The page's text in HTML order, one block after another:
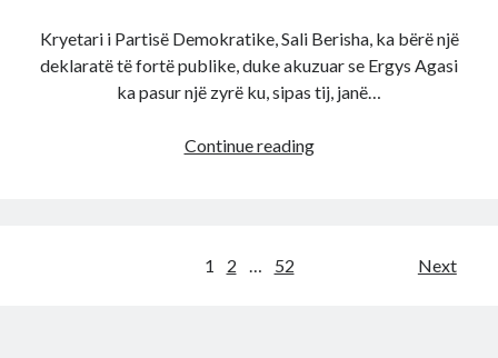
Kryetari i Partisë Demokratike, Sali Berisha, ka bërë një
deklaratë të fortë publike, duke akuzuar se Ergys Agasi
ka pasur një zyrë ku, sipas tij, janë…
Continue readingAgasi
1 2 … 52 Next